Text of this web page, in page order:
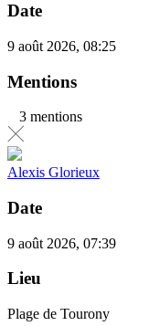
Date
9 août 2026, 08:25
Mentions
3 mentions
Alexis Glorieux
Date
9 août 2026, 07:39
Lieu
Plage de Tourony